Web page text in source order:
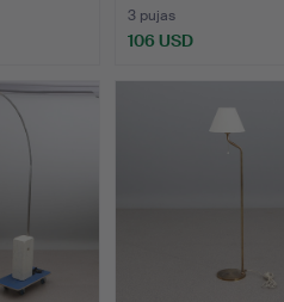
3 pujas
106 USD